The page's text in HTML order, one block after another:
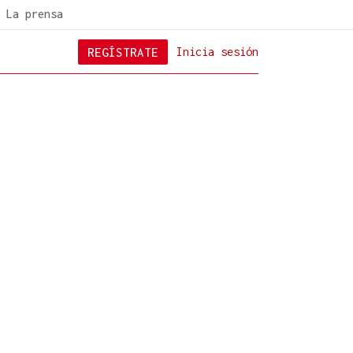
La prensa
Inicia sesión
REGÍSTRATE